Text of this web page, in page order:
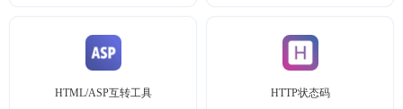
HTML/ASP互转工具 HTTP状态码